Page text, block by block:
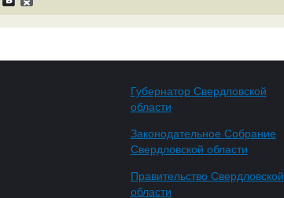
Губернатор Свердловской
области
Законодательное Собрание
Свердловской области
Правительство Свердловской
области